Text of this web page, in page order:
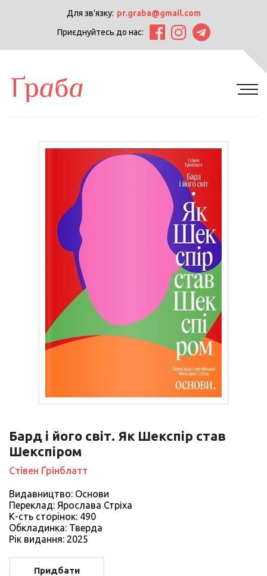
Для зв'язку: pr.graba@gmail.com
Приєднуйтесь до нас:
Бард і його світ. Як Шекспір став
Шекспіром
Стівен Ґрінблатт
Видавництво: Основи
Переклад: Ярослава Стріха
К-сть сторiнок: 490
Обкладинка: Тверда
Рiк видання: 2025
Придбати